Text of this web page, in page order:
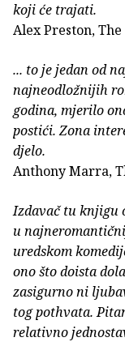
koji će trajati.
Alex Preston,
... to je jedan od
najneodložnijih
godina, mjerilo
postići. Zona
djelo.
Anthony Marra,
Izdavač tu knjigu
u
uredskom
ono što doista
zasigurno ni
tog pothvata.
relativno